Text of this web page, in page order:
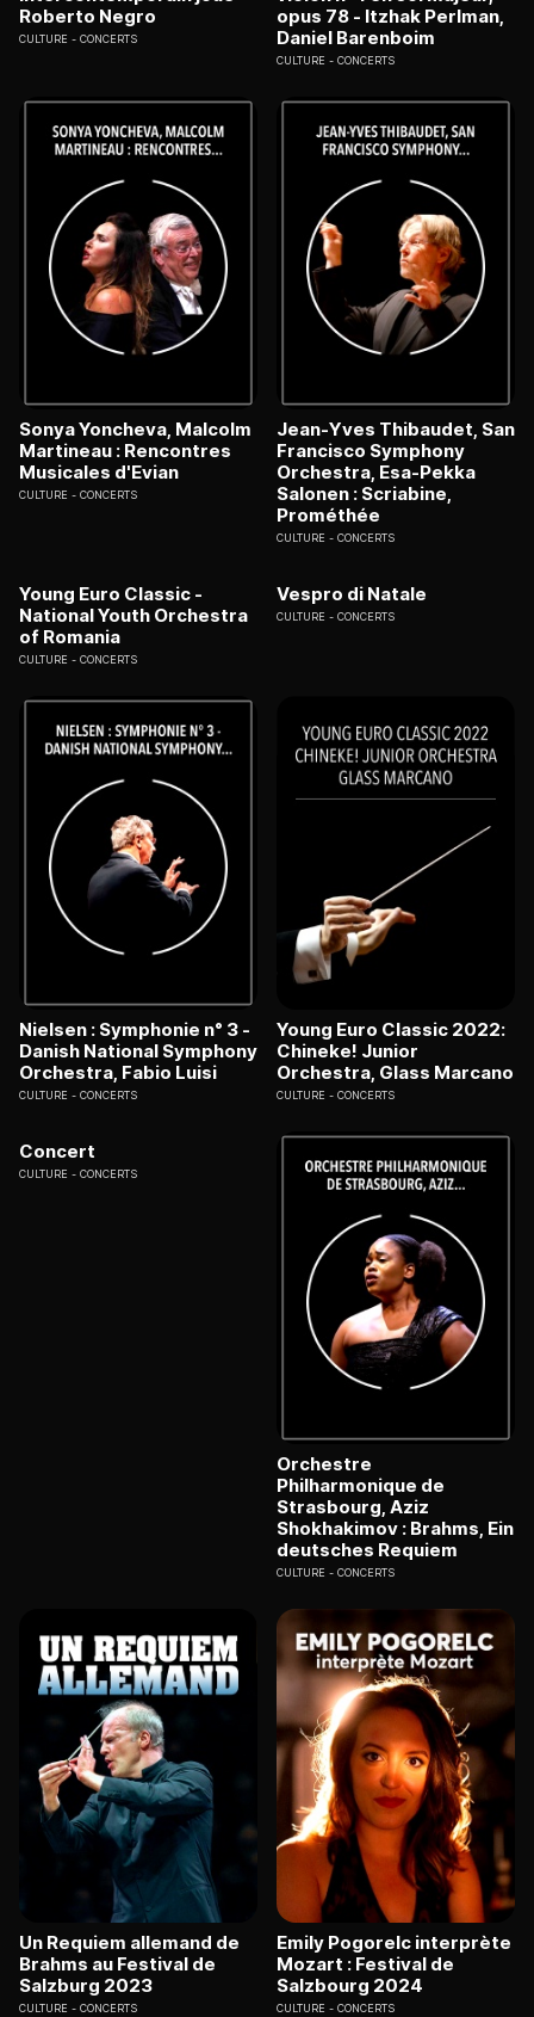
Roberto Negro
CULTURE CONCERTS
opus 78 - Itzhak Perlman,
Daniel Barenboim
CULTURE CONCERTS
Sonya Yoncheva, Malcolm
Martineau : Rencontres
Musicales d'Evian
CULTURE CONCERTS
Jean-Yves Thibaudet, San
Francisco Symphony
Orchestra, Esa-Pekka
Salonen : Scriabine,
Prométhée
CULTURE CONCERTS
Young Euro Classic -
National Youth Orchestra
of Romania
CULTURE CONCERTS
Vespro di Natale
CULTURE CONCERTS
Nielsen : Symphonie n° 3 -
Danish National Symphony
Orchestra, Fabio Luisi
CULTURE CONCERTS
Young Euro Classic 2022:
Chineke! Junior
Orchestra, Glass Marcano
CULTURE CONCERTS
Concert
CULTURE CONCERTS
Orchestre
Philharmonique de
Strasbourg, Aziz
Shokhakimov : Brahms, Ein
deutsches Requiem
CULTURE CONCERTS
Un Requiem allemand de
Brahms au Festival de
Salzburg 2023
CULTURE CONCERTS
Emily Pogorelc interprète
Mozart : Festival de
Salzbourg 2024
CULTURE CONCERTS